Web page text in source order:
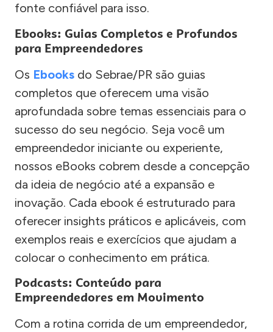
fonte confiável para isso.
Ebooks: Guias Completos e Profundos
para Empreendedores
Os Ebooks do Sebrae/PR são guias
completos que oferecem uma visão
aprofundada sobre temas essenciais para o
sucesso do seu negócio. Seja você um
empreendedor iniciante ou experiente,
nossos eBooks cobrem desde a concepção
da ideia de negócio até a expansão e
inovação. Cada ebook é estruturado para
oferecer insights práticos e aplicáveis, com
exemplos reais e exercícios que ajudam a
colocar o conhecimento em prática.
Podcasts: Conteúdo para
Empreendedores em Movimento
Com a rotina corrida de um empreendedor,